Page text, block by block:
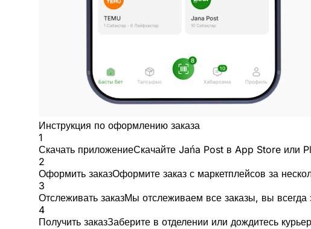
Инструкция по оформлению заказа
1
Скачать приложениеСкачайте Jańa Post в App Store или
2
Оформить заказОформите заказ с маркетплейсов за
3
Отслеживать заказМы отслеживаем все заказы, вы всегда
4
Получить заказЗаберите в отделении или дождитесь